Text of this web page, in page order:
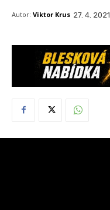
Autor: Viktor Krus 27. 4. 2021